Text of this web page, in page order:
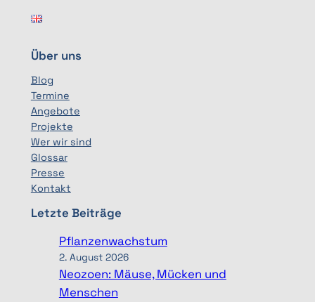
Über uns
Blog
Termine
Angebote
Projekte
Wer wir sind
Glossar
Presse
Kontakt
Letzte Beiträge
Pflanzenwachstum
2. August 2026
Neozoen: Mäuse, Mücken und
Menschen